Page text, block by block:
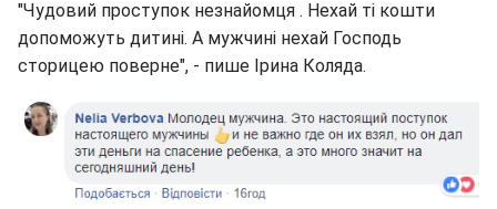
"Чудовий проступок незнайомця . Нехай ті кошти
допоможуть дитині. А мужчині нехай Господь
сторицею поверне", - пише Ірина Коляда.